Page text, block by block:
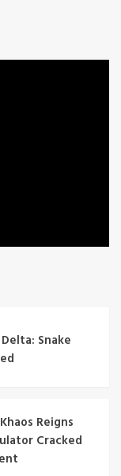
Snake
Reigns
Cracked